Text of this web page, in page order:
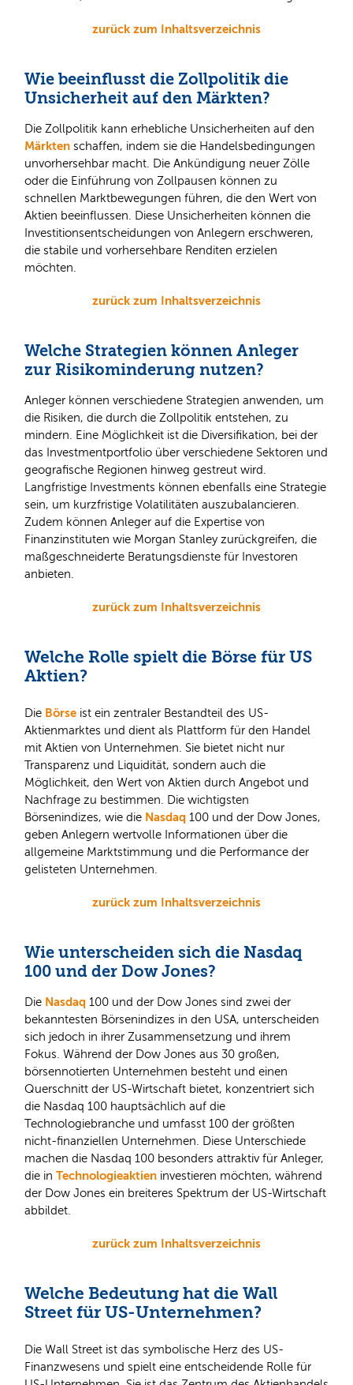
zurück zum Inhaltsverzeichnis
Wie beeinflusst die Zollpolitik die
Unsicherheit auf den Märkten?
Die Zollpolitik kann erhebliche Unsicherheiten auf den
Märkten schaffen, indem sie die Handelsbedingungen
unvorhersehbar macht. Die Ankündigung neuer Zölle
oder die Einführung von Zollpausen können zu
schnellen Marktbewegungen führen, die den Wert von
Aktien beeinflussen. Diese Unsicherheiten können die
Investitionsentscheidungen von Anlegern erschweren,
die stabile und vorhersehbare Renditen erzielen
möchten.
zurück zum Inhaltsverzeichnis
Welche Strategien können Anleger
zur Risikominderung nutzen?
Anleger können verschiedene Strategien anwenden, um
die Risiken, die durch die Zollpolitik entstehen, zu
mindern. Eine Möglichkeit ist die Diversifikation, bei der
das Investmentportfolio über verschiedene Sektoren und
geografische Regionen hinweg gestreut wird.
Langfristige Investments können ebenfalls eine Strategie
sein, um kurzfristige Volatilitäten auszubalancieren.
Zudem können Anleger auf die Expertise von
Finanzinstituten wie Morgan Stanley zurückgreifen, die
maßgeschneiderte Beratungsdienste für Investoren
anbieten.
zurück zum Inhaltsverzeichnis
Welche Rolle spielt die Börse für US
Aktien?
Die Börse ist ein zentraler Bestandteil des US-
Aktienmarktes und dient als Plattform für den Handel
mit Aktien von Unternehmen. Sie bietet nicht nur
Transparenz und Liquidität, sondern auch die
Möglichkeit, den Wert von Aktien durch Angebot und
Nachfrage zu bestimmen. Die wichtigsten
Börsenindizes, wie die Nasdaq 100 und der Dow Jones,
geben Anlegern wertvolle Informationen über die
allgemeine Marktstimmung und die Performance der
gelisteten Unternehmen.
zurück zum Inhaltsverzeichnis
Wie unterscheiden sich die Nasdaq
100 und der Dow Jones?
Die Nasdaq 100 und der Dow Jones sind zwei der
bekanntesten Börsenindizes in den USA, unterscheiden
sich jedoch in ihrer Zusammensetzung und ihrem
Fokus. Während der Dow Jones aus 30 großen,
börsennotierten Unternehmen besteht und einen
Querschnitt der US-Wirtschaft bietet, konzentriert sich
die Nasdaq 100 hauptsächlich auf die
Technologiebranche und umfasst 100 der größten
nicht-finanziellen Unternehmen. Diese Unterschiede
machen die Nasdaq 100 besonders attraktiv für Anleger,
die in Technologieaktien investieren möchten, während
der Dow Jones ein breiteres Spektrum der US-Wirtschaft
abbildet.
zurück zum Inhaltsverzeichnis
Welche Bedeutung hat die Wall
Street für US-Unternehmen?
Die Wall Street ist das symbolische Herz des US-
Finanzwesens und spielt eine entscheidende Rolle für